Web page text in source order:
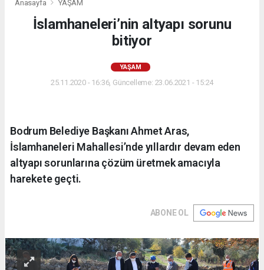
Anasayfa YAŞAM
İslamhaneleri’nin altyapı sorunu
bitiyor
YAŞAM
25.11.2020 - 16:36, Güncelleme: 23.06.2021 - 15:24
Bodrum Belediye Başkanı Ahmet Aras,
İslamhaneleri Mahallesi’nde yıllardır devam eden
altyapı sorunlarına çözüm üretmek amacıyla
harekete geçti.
ABONE OL